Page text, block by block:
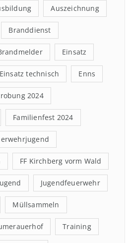
Auszeichnung
Branddienst
Einsatz
Einsatz technisch Enns
2024
Familienfest 2024
FF Kirchberg vorm Wald
Jugendfeuerwehr
Müllsammeln
Training